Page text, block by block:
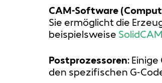
CAM-Software
Sie ermöglicht die
beispielsweise SolidCAM
Postprozessoren:
den spezifischen G-